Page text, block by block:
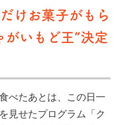
けお菓子がもら
がいもど王”決定
べたあとは、この日一
見せたプログラム「ク